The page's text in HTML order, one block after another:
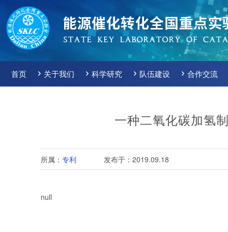
首页 关于我们 科学研究 队伍建设 合作交流
一种二氧化碳加氢
所属： 专利 发布于：2019.09.18
null